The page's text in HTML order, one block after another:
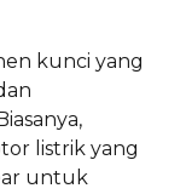
kunci yang
listrik yang
untuk